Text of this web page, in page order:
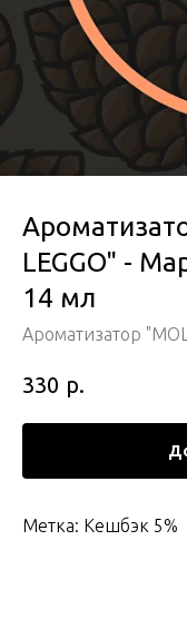
LEGGO" -
14 мл
Ароматизатор
330 р.
Метка: Кешбэк 5%